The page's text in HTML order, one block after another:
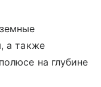
а также
на глубине